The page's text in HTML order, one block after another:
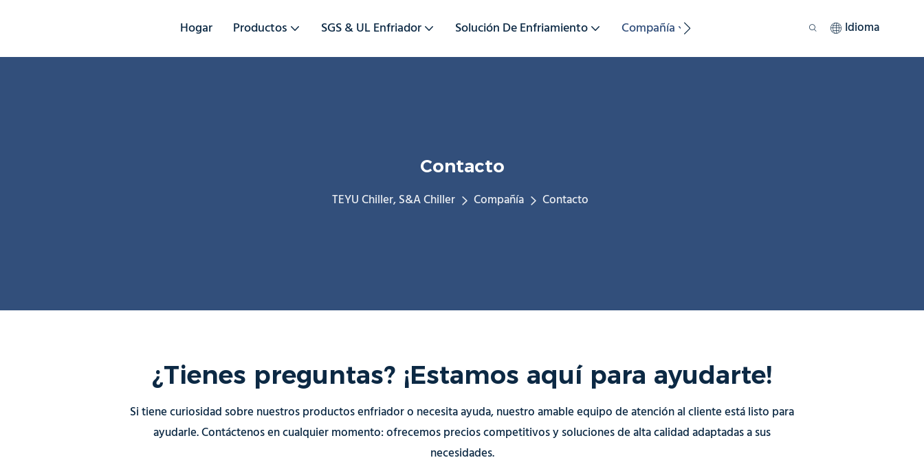
Hogar Productos SGS & UL Enfriador Solución De Enfriamiento Compañía SostenibilidadIdioma
Contacto
TEYU Chiller, S&A Chiller Compañía Contacto
¿Tienes preguntas? ¡Estamos aquí para ayudarte!
Si tiene curiosidad sobre nuestros productos enfriador o necesita ayuda, nuestro amable equipo de atención al cliente está listo para
ayudarle. Contáctenos en cualquier momento: ofrecemos precios competitivos y soluciones de alta calidad adaptadas a sus
necesidades.